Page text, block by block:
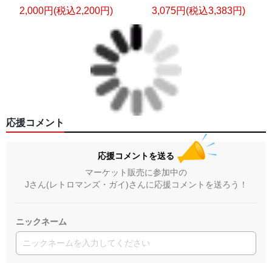
2,000円(税込2,200円) 3,075円(税込3,383円)
応援コメント
応援コメントを送る
マーケット販売に参加中の
Jさん(レトロマンズ・ガイ)さんに応援コメントを送ろう！
ニックネーム